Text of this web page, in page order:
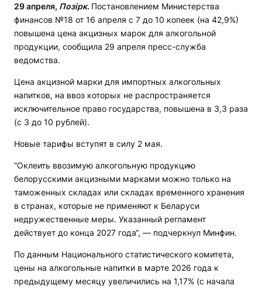
29 апреля, Позірк. Постановлением Министерства
финансов №18 от 16 апреля с 7 до 10 копеек (на 42,9%)
повышена цена акцизных марок для алкогольной
продукции, сообщила 29 апреля пресс-служба
ведомства.
Цена акцизной марки для импортных алкогольных
напитков, на ввоз которых не распространяется
исключительное право государства, повышена в 3,3 раза
(с 3 до 10 рублей).
Новые тарифы вступят в силу 2 мая.
“Оклеить ввозимую алкогольную продукцию
белорусскими акцизными марками можно только на
таможенных складах или складах временного хранения
в странах, которые не применяют к Беларуси
недружественные меры. Указанный регламент
действует до конца 2027 года“, — подчеркнул Минфин.
По данным Национального статистического комитета,
цены на алкогольные напитки в марте 2026 года к
предыдущему месяцу увеличились на 1,17% (с начала